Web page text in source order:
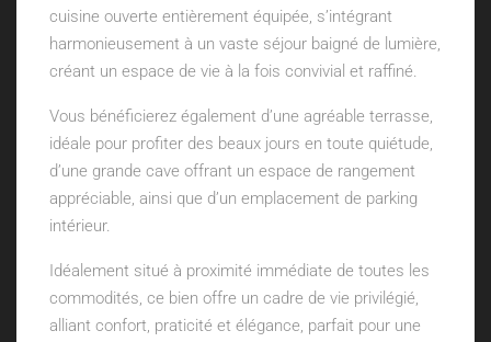
cuisine ouverte entièrement équipée, s’intégrant
harmonieusement à un vaste séjour baigné de lumière,
créant un espace de vie à la fois convivial et raffiné.
Vous bénéficierez également d’une agréable terrasse,
idéale pour profiter des beaux jours en toute quiétude,
d’une grande cave offrant un espace de rangement
appréciable, ainsi que d’un emplacement de parking
intérieur.
Idéalement situé à proximité immédiate de toutes les
commodités, ce bien offre un cadre de vie privilégié,
alliant confort, praticité et élégance, parfait pour une